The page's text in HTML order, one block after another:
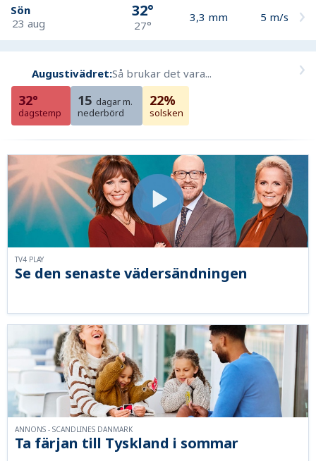
Sön
23 aug
32°
27°
3,3 mm 5 m/s
Augustivädret:Så brukar det vara...
32°
dagstemp
15 dagar m.
nederbörd
22%
solsken
Se den senaste vädersändningen
TV4 PLAY
Ta färjan till Tyskland i sommar
ANNONS - SCANDLINES DANMARK